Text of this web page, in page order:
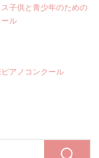
子供と青少年のための
ル
アノコンクール